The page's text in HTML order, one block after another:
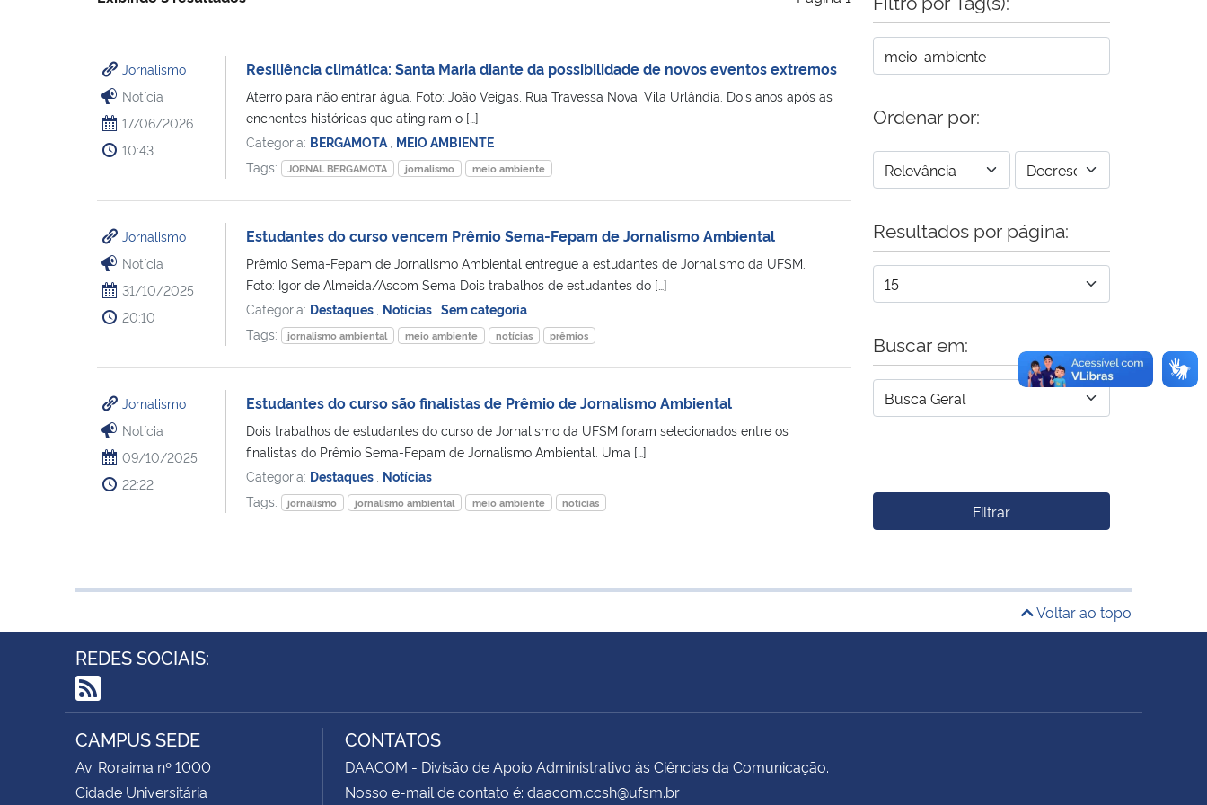
Jornalismo
Notícia
17/06/2026
10:43
Resiliência climática: Santa Maria diante da possibilidade de novos eventos extremos
Aterro para não entrar água. Foto: João Veigas, Rua Travessa Nova, Vila Urlândia. Dois anos após as
enchentes históricas que atingiram o […]
Categoria: BERGAMOTA MEIO AMBIENTE
Tags:
JORNAL BERGAMOTA jornalismo meio ambiente
Jornalismo
Notícia
31/10/2025
20:10
Estudantes do curso vencem Prêmio Sema-Fepam de Jornalismo Ambiental
Prêmio Sema-Fepam de Jornalismo Ambiental entregue a estudantes de Jornalismo da UFSM.
Foto: Igor de Almeida/Ascom Sema Dois trabalhos de estudantes do […]
Categoria: Destaques Notícias Sem categoria
Tags:
jornalismo ambiental meio ambiente notícias prêmios
Jornalismo
Notícia
09/10/2025
22:22
Estudantes do curso são finalistas de Prêmio de Jornalismo Ambiental
Dois trabalhos de estudantes do curso de Jornalismo da UFSM foram selecionados entre os
finalistas do Prêmio Sema-Fepam de Jornalismo Ambiental. Uma […]
Categoria: Destaques Notícias
Tags:
jornalismo jornalismo ambiental meio ambiente notícias
Ordenar por:
Resultados por página:
Buscar em:
Filtrar
Voltar ao topo
REDES SOCIAIS:
RSS
CAMPUS SEDE
Av. Roraima nº 1000
Cidade Universitária
CONTATOS
DAACOM - Divisão de Apoio Administrativo às Ciências da Comunicação.
Nosso e-mail de contato é: daacom.ccsh@ufsm.br